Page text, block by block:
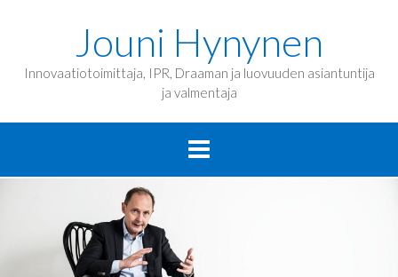
Jouni Hynynen
Innovaatiotoimittaja, IPR, Draaman ja luovuuden asiantuntija
ja valmentaja